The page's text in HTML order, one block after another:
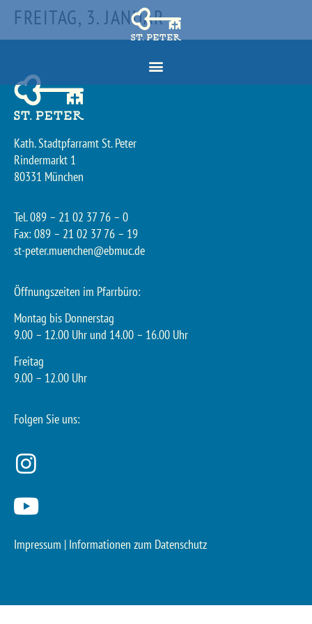
FREITAG, 3. JANUAR
Kath. Stadtpfarramt St. Peter
Rindermarkt 1
80331 München
Tel. 089 – 21 02 37 76 – 0
Fax: 089 – 21 02 37 76 – 19
st-peter.muenchen@ebmuc.de
Öffnungszeiten im Pfarrbüro:
Montag bis Donnerstag
9.00 – 12.00 Uhr und 14.00 – 16.00 Uhr
Freitag
9.00 – 12.00 Uhr
Folgen Sie uns:
Impressum | Informationen zum Datenschutz